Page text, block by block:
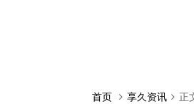
首页 享久资讯 正